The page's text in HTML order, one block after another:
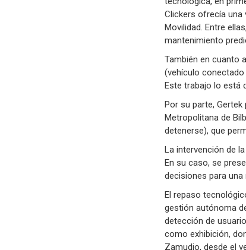
Clickers ofrecía una
Movilidad. Entre
mantenimiento
También en cuanto
(vehículo
Este trabajo lo está
Por su parte,
Metropolitana de
detenerse), que
La intervención de
En su caso, se
decisiones para
El repaso
gestión autónoma
detección de
como exhibición,
Zamudio, desde el